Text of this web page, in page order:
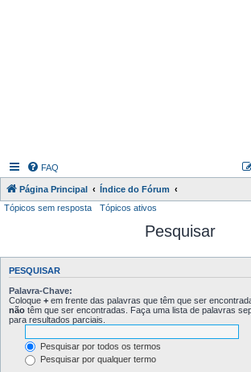
FAQ
Página Principal
Índice do Fórum
Tópicos sem resposta
Tópicos ativos
Pesquisar
PESQUISAR
Palavra-Chave:
Coloque + em frente das palavras que têm que ser
não têm que ser encontradas. Faça uma lista de palavras
para resultados parciais.
Pesquisar por todos os termos
Pesquisar por qualquer termo